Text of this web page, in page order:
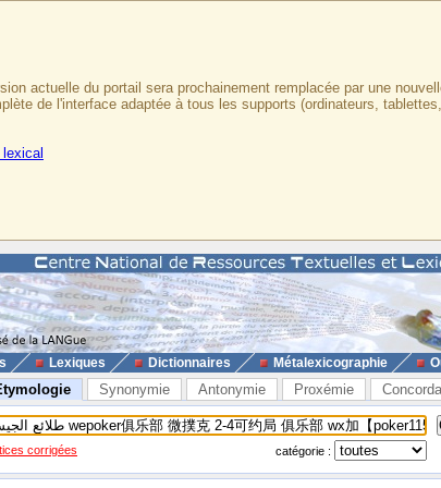
actuelle du portail sera prochainement remplacée par une
de l'interface adaptée à tous les supports (ordinateurs,
lexical
Lexiques Dictionnaires Métalexicographie
Synonymie Antonymie Proxémie
corrigées catégorie :